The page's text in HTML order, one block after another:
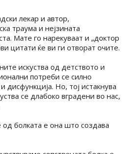
лекар и автор,
траума и нејзината
Мате го нарекуваат и „доктор
цитати ќе ви ги отворат очите.
искуства од детството и
потреби се силно
дисфункција. Но, тој истакнува
се длабоко вградени во нас,
болката е она што создава